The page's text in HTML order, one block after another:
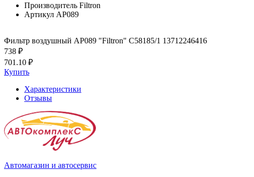
Производитель Filtron
Артикул AP089
Фильтр воздушный AP089 "Filtron" C58185/1 13712246416
738 ₽
701.10 ₽
Купить
Характеристики
Отзывы
Автомагазин и автосервис